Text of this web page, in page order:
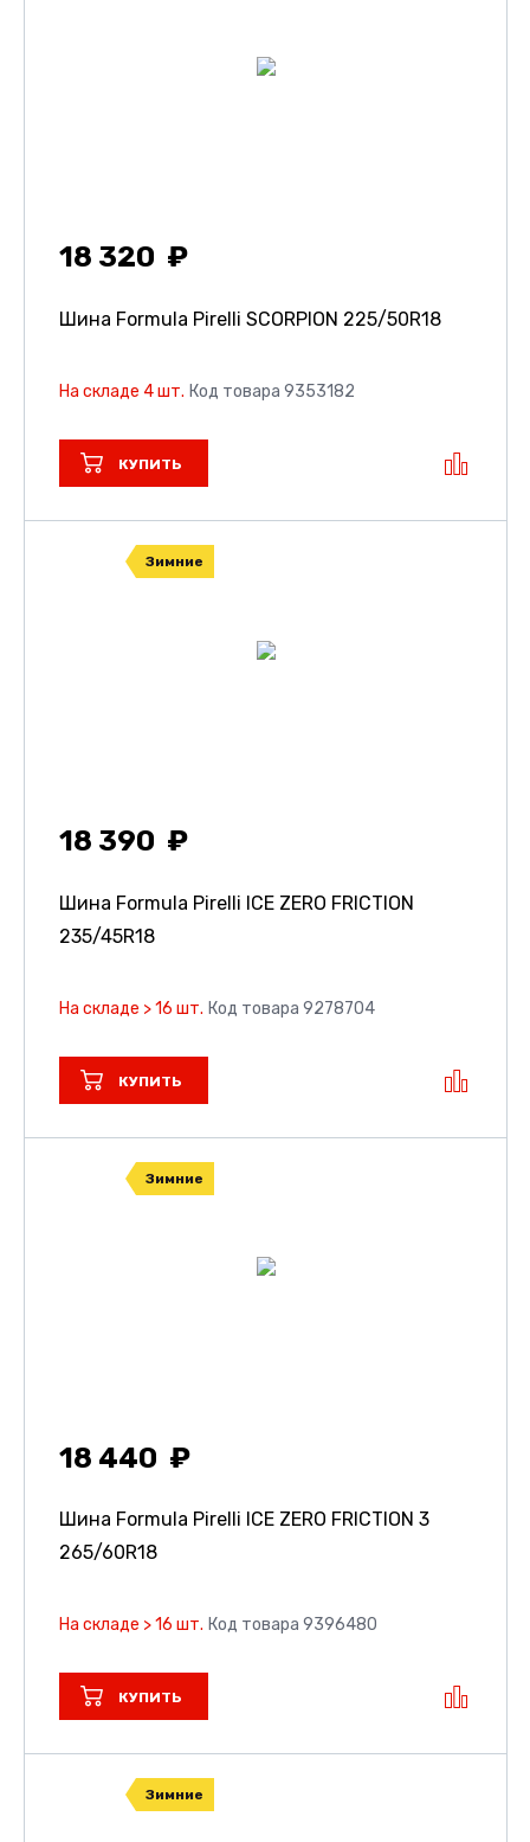
18 320
Шина Formula Pirelli SCORPION 225/50R18
На складе 4 шт. Код товара 9353182
КУПИТЬ
Зимние
18 390
Шина Formula Pirelli ICE ZERO FRICTION
235/45R18
На складе > 16 шт. Код товара 9278704
КУПИТЬ
Зимние
18 440
Шина Formula Pirelli ICE ZERO FRICTION 3
265/60R18
На складе > 16 шт. Код товара 9396480
КУПИТЬ
Зимние